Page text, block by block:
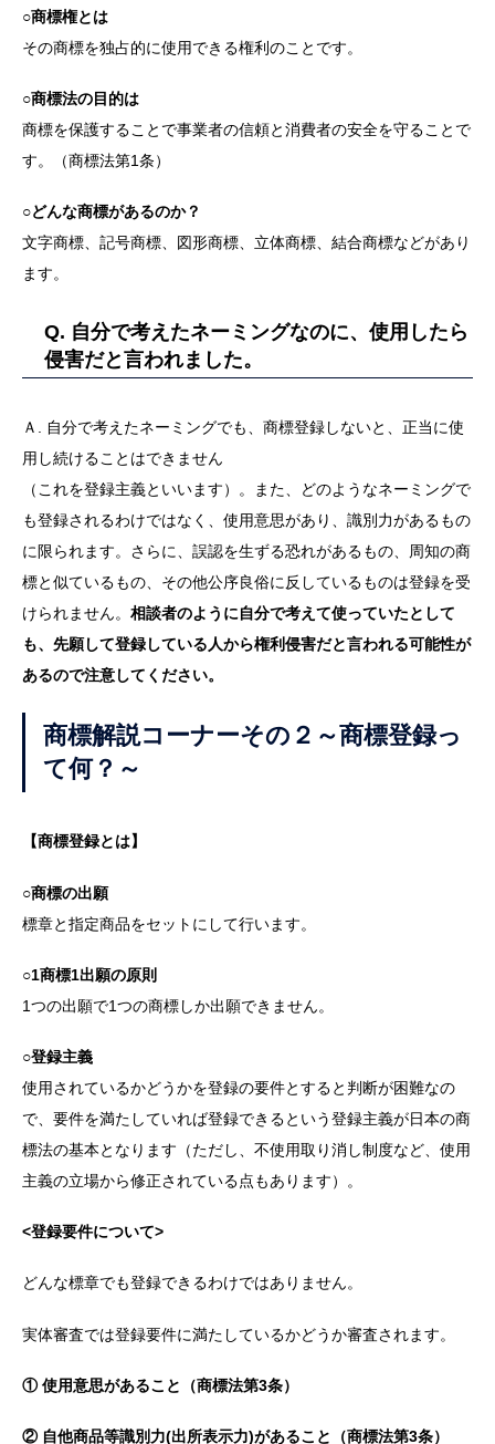
○商標権とは
その商標を独占的に使用できる権利のことです。
○商標法の目的は
商標を保護することで事業者の信頼と消費者の安全を守ることで
す。（商標法第1条）
○どんな商標があるのか？
文字商標、記号商標、図形商標、立体商標、結合商標などがあり
ます。
Q. 自分で考えたネーミングなのに、使用したら
侵害だと言われました。
Ａ. 自分で考えたネーミングでも、商標登録しないと、正当に使
用し続けることはできません
（これを登録主義といいます）。また、どのようなネーミングで
も登録されるわけではなく、使用意思があり、識別力があるもの
に限られます。さらに、誤認を生ずる恐れがあるもの、周知の商
標と似ているもの、その他公序良俗に反しているものは登録を受
けられません。 相談者のように自分で考えて使っていたとして
も、先願して登録している人から権利侵害だと言われる可能性が
あるので注意してください。
商標解説コーナーその２～商標登録っ
て何？～
【商標登録とは】
○商標の出願
標章と指定商品をセットにして行います。
○1商標1出願の原則
1つの出願で1つの商標しか出願できません。
○登録主義
使用されているかどうかを登録の要件とすると判断が困難なの
で、要件を満たしていれば登録できるという登録主義が日本の商
標法の基本となります（ただし、不使用取り消し制度など、使用
主義の立場から修正されている点もあります）。
<登録要件について>
どんな標章でも登録できるわけではありません。
実体審査では登録要件に満たしているかどうか審査されます。
① 使用意思があること（商標法第3条）
② 自他商品等識別力(出所表示力)があること（商標法第3条）